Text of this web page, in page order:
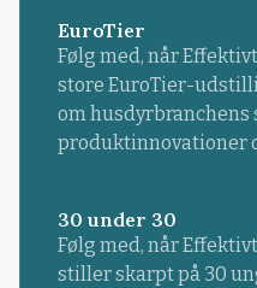
EuroTier
Følg med, når
store EuroTier-
om husdyrbranchens
produktinnovationer
30 under 30
Følg med, når
stiller skarpt på 30